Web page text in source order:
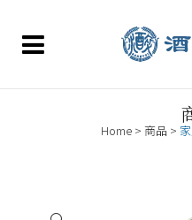
Home> 商品 >